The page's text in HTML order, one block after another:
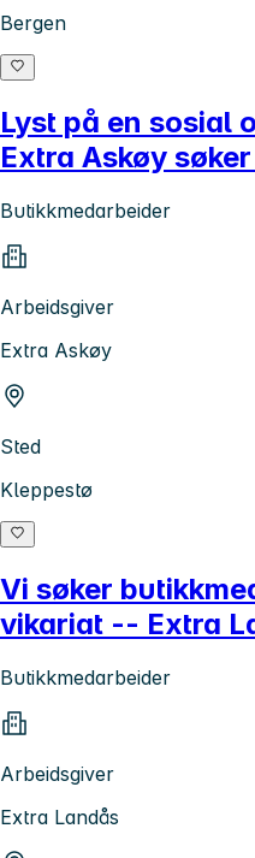
Bergen
Lyst på en sosial
Extra Askøy
Butikkmedarbeider
Arbeidsgiver
Extra Askøy
Sted
Kleppestø
Vi søker
vikariat -- Extra
Butikkmedarbeider
Arbeidsgiver
Extra Landås